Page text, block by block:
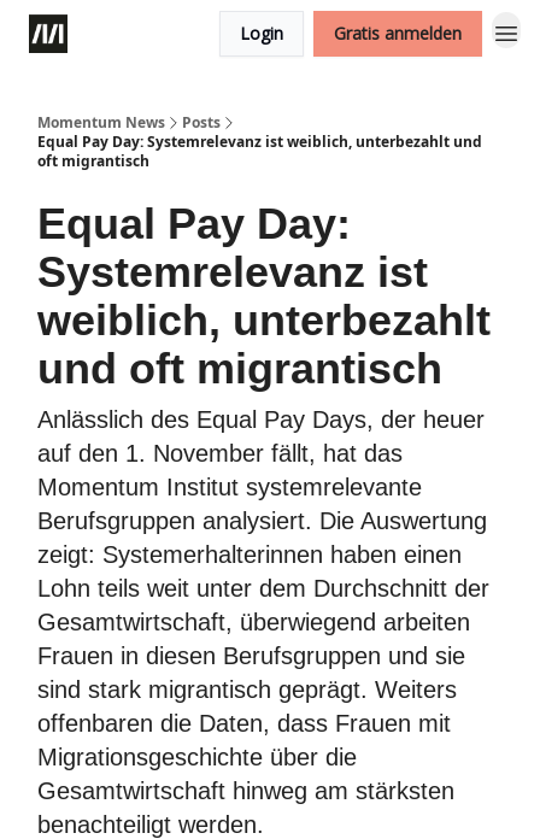
Login Gratis anmelden
Momentum News
Posts
Equal Pay Day: Systemrelevanz ist weiblich, unterbezahlt und
oft migrantisch
Equal Pay Day:
Systemrelevanz ist
weiblich, unterbezahlt
und oft migrantisch
Anlässlich des Equal Pay Days, der heuer
auf den 1. November fällt, hat das
Momentum Institut systemrelevante
Berufsgruppen analysiert. Die Auswertung
zeigt: Systemerhalterinnen haben einen
Lohn teils weit unter dem Durchschnitt der
Gesamtwirtschaft, überwiegend arbeiten
Frauen in diesen Berufsgruppen und sie
sind stark migrantisch geprägt. Weiters
offenbaren die Daten, dass Frauen mit
Migrationsgeschichte über die
Gesamtwirtschaft hinweg am stärksten
benachteiligt werden.